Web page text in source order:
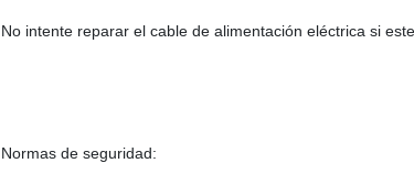
No intente reparar el cable de alimentación eléctrica si este
Normas de seguridad: